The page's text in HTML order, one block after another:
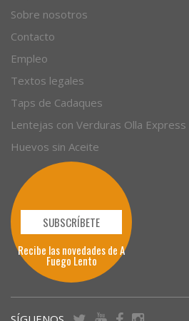
Sobre nosotros
Contacto
Empleo
Textos legales
Taps de Cadaques
Lentejas con Verduras Olla Express
Huevos sin Aceite
SUBSCRÍBETE
Recibe las novedades de A
Fuego Lento